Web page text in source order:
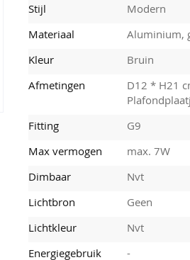
Stijl
Modern
Materiaal
Aluminium,
Kleur
Bruin
Afmetingen
D12 * H21
Fitting
G9
Max vermogen
max. 7W
Dimbaar
Nvt
Lichtbron
Geen
Lichtkleur
Nvt
Energiegebruik
-